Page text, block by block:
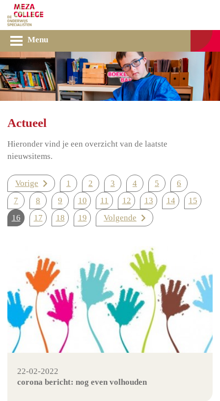
Menu
Actueel
Hieronder vind je een overzicht van de laatste
nieuwsitems.
Vorige 1 2 3 4 5
6
7
8 9 10 11 12 13 14
15
16
17 18 19 Volgende
22-02-2022
corona bericht: nog even volhouden